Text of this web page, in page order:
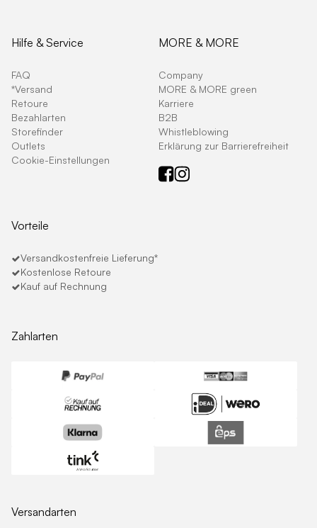
Hilfe & Service
FAQ
*Versand
Retoure
Bezahlarten
Storefinder
Outlets
Cookie-Einstellungen
MORE & MORE
Company
MORE & MORE green
Karriere
B2B
Whistleblowing
Erklärung zur Barrierefreiheit
Vorteile
Versandkostenfreie Lieferung*
Kostenlose Retoure
Kauf auf Rechnung
Zahlarten
Versandarten